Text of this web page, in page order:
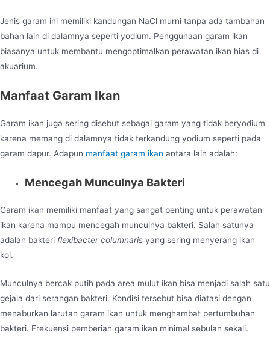
Jenis garam ini memiliki kandungan NaCl murni tanpa ada tambahan
bahan lain di dalamnya seperti yodium. Penggunaan garam ikan
biasanya untuk membantu mengoptimalkan perawatan ikan hias di
akuarium.
Manfaat Garam Ikan
Garam ikan juga sering disebut sebagai garam yang tidak beryodium
karena memang di dalamnya tidak terkandung yodium seperti pada
garam dapur. Adapun manfaat garam ikan antara lain adalah:
Mencegah Munculnya Bakteri
Garam ikan memiliki manfaat yang sangat penting untuk perawatan
ikan karena mampu mencegah munculnya bakteri. Salah satunya
adalah bakteri flexibacter columnaris yang sering menyerang ikan
koi.
Munculnya bercak putih pada area mulut ikan bisa menjadi salah satu
gejala dari serangan bakteri. Kondisi tersebut bisa diatasi dengan
menaburkan larutan garam ikan untuk menghambat pertumbuhan
bakteri. Frekuensi pemberian garam ikan minimal sebulan sekali.